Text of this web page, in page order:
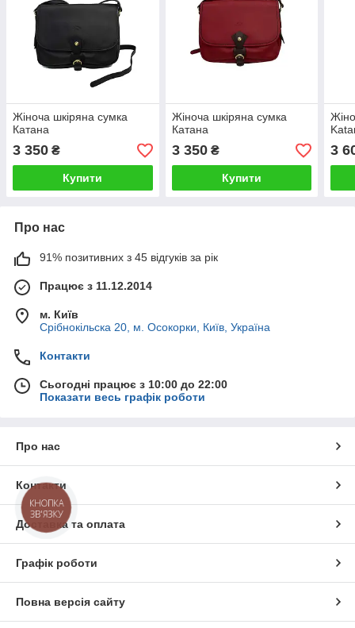
Жіноча шкіряна сумка
Катана
3 350 ₴
Купити
Жіноча шкіряна сумка
Катана
3 350₴
Купити
3
Про нас
91% позитивних з 45 відгуків за рік
Працює з 11.12.2014
м. Київ
Срібнокільска 20, м. Осокорки, Київ, Україна
Контакти
Сьогодні працює з 10:00 до 22:00
Показати весь графік роботи
Про нас
Контакти
Доставка та оплата
Графік роботи
Повна версія сайту
КНОПКА
ЗВ'ЯЗКУ